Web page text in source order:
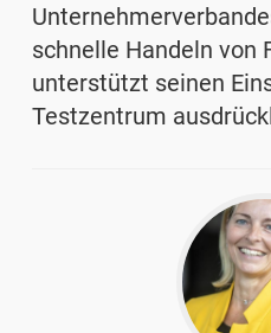
schnelle Handeln von
unterstützt seinen
Testzentrum